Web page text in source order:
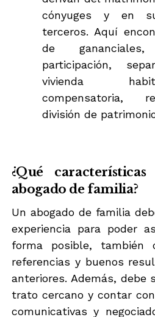
cónyuges y en
terceros. Aquí
de
participación,
vivienda
compensatoria,
división de
¿Qué
abogado de familia?
Un abogado de familia
experiencia para poder
forma posible, también
referencias y buenos
anteriores. Además, debe
trato cercano y contar
comunicativas y